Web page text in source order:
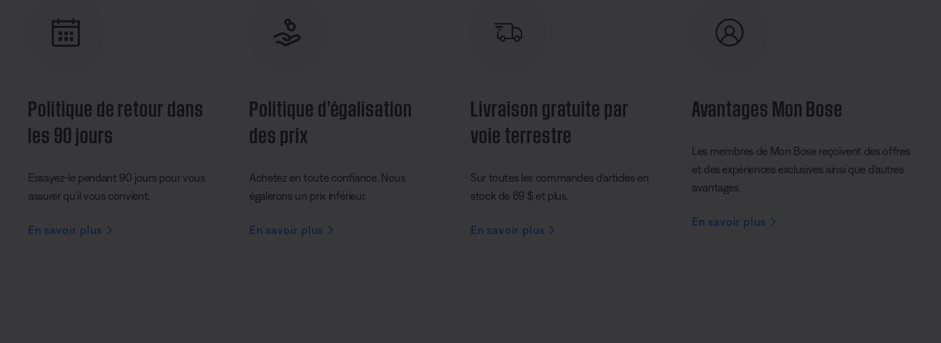
Politique de retour dans
les 90 jours
Essayez-le pendant 90 jours pour vous
assurer qu’il vous convient.
En savoir plus
Politique d’égalisation
des prix
Achetez en toute confiance. Nous
égalerons un prix inférieur.
En savoir plus
Livraison gratuite par
voie terrestre
Sur toutes les commandes d’articles en
stock de 69 $ et plus.
En savoir plus
Avantages Mon Bose
Les membres de Mon Bose reçoivent des offres
et des expériences exclusives ainsi que d’autres
avantages.
En savoir plus